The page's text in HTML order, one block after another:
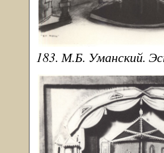
183. М.Б. Уманский.